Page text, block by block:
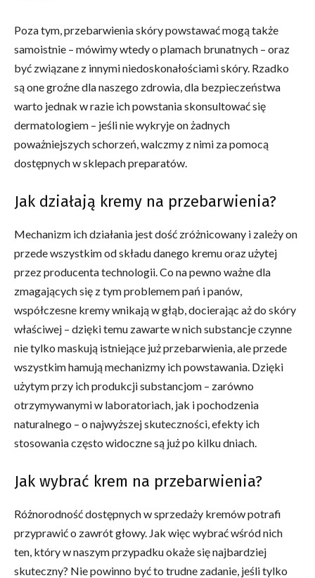
Poza tym, przebarwienia skóry powstawać mogą także
samoistnie – mówimy wtedy o plamach brunatnych – oraz
być związane z innymi niedoskonałościami skóry. Rzadko
są one groźne dla naszego zdrowia, dla bezpieczeństwa
warto jednak w razie ich powstania skonsultować się
dermatologiem – jeśli nie wykryje on żadnych
poważniejszych schorzeń, walczmy z nimi za pomocą
dostępnych w sklepach preparatów.
Jak działają kremy na przebarwienia?
Mechanizm ich działania jest dość zróżnicowany i zależy on
przede wszystkim od składu danego kremu oraz użytej
przez producenta technologii. Co na pewno ważne dla
zmagających się z tym problemem pań i panów,
współczesne kremy wnikają w głąb, docierając aż do skóry
właściwej – dzięki temu zawarte w nich substancje czynne
nie tylko maskują istniejące już przebarwienia, ale przede
wszystkim hamują mechanizmy ich powstawania. Dzięki
użytym przy ich produkcji substancjom – zarówno
otrzymywanymi w laboratoriach, jak i pochodzenia
naturalnego – o najwyższej skuteczności, efekty ich
stosowania często widoczne są już po kilku dniach.
Jak wybrać krem na przebarwienia?
Różnorodność dostępnych w sprzedaży kremów potrafi
przyprawić o zawrót głowy. Jak więc wybrać wśród nich
ten, który w naszym przypadku okaże się najbardziej
skuteczny? Nie powinno być to trudne zadanie, jeśli tylko